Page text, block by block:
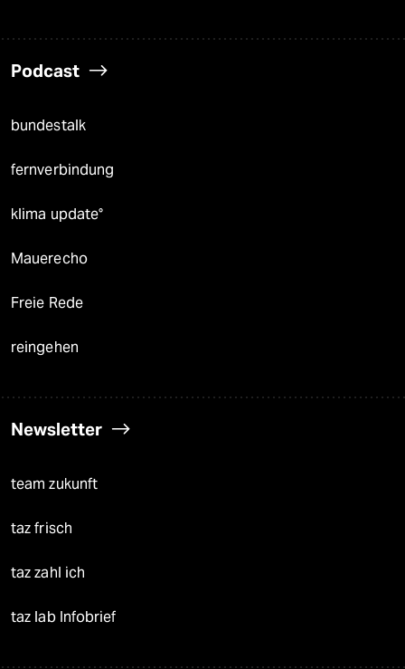
Podcast
bundestalk
fernverbindung
klima update°
Mauerecho
Freie Rede
reingehen
Newsletter
team zukunft
taz frisch
taz zahl ich
taz lab Infobrief